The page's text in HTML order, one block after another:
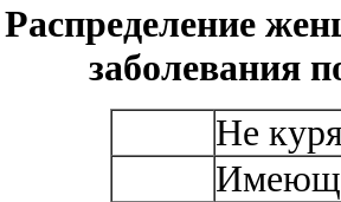
Распределение
заболевания
Не